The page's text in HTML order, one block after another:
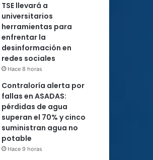
TSE llevará a
universitarios
herramientas para
enfrentar la
desinformación en
redes sociales
Hace 8 horas
Contraloría alerta por
fallas en ASADAS:
pérdidas de agua
superan el 70% y cinco
suministran agua no
potable
Hace 9 horas